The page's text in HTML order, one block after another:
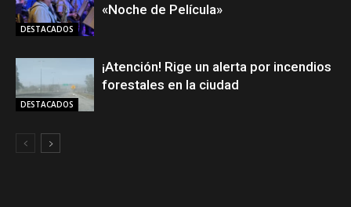
DESTACADOS
«Noche de Película»
DESTACADOS
¡Atención! Rige un alerta por incendios
forestales en la ciudad